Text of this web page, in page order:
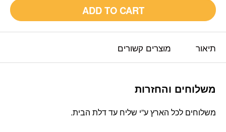
ADD TO CART
תיאור מוצרים קשורים
משלוחים והחזרות
משלוחים לכל הארץ ע”י שליח עד דלת הבית.